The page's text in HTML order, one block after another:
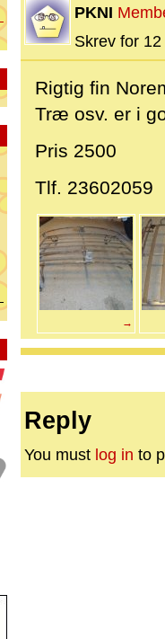
PKNI
Skrev for
Rigtig fin
Træ osv. er i
Pris 2500
Tlf. 23602059
→
Reply
You must log in to